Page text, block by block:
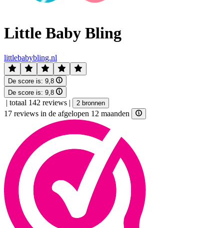
Little Baby Bling
littlebabybling.nl
De score is: 9,8
De score is: 9,8
| totaal 142 reviews | 2 bronnen
17 reviews in de afgelopen 12 maanden